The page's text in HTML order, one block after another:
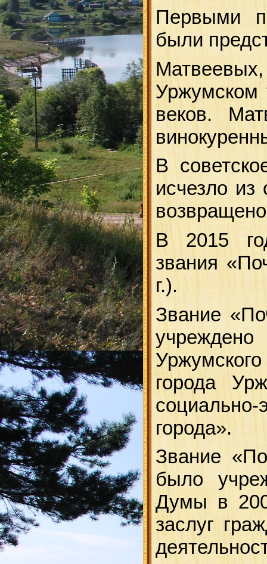
Первыми
были
Уржумском
веков.
В
исчезло
В 2015
звания
г.).
Звание
города
города».
Звание
было
Думы в
заслуг